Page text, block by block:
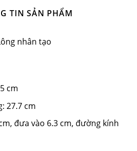
TIN SẢN PHẨM
nhân tạo
cm
27.7 cm
đưa vào 6.3 cm, đường kính